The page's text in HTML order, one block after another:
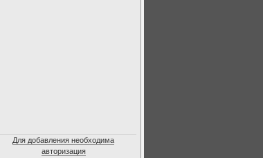
Для добавления необходима
авторизация